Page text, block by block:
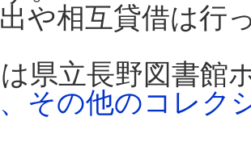
や相互貸借は行
県立長野図書館
その他のコレク